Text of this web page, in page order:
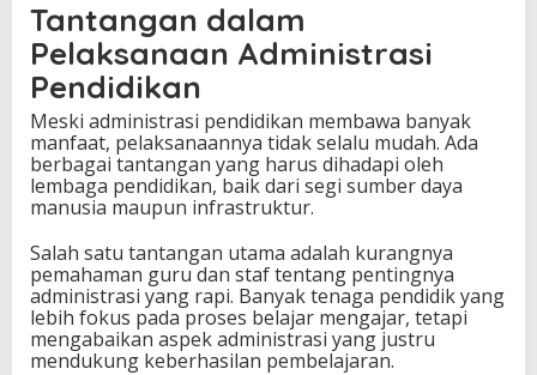
Tantangan dalam
Pelaksanaan Administrasi
Pendidikan
Meski administrasi pendidikan membawa banyak
manfaat, pelaksanaannya tidak selalu mudah. Ada
berbagai tantangan yang harus dihadapi oleh
lembaga pendidikan, baik dari segi sumber daya
manusia maupun infrastruktur.
Salah satu tantangan utama adalah kurangnya
pemahaman guru dan staf tentang pentingnya
administrasi yang rapi. Banyak tenaga pendidik yang
lebih fokus pada proses belajar mengajar, tetapi
mengabaikan aspek administrasi yang justru
mendukung keberhasilan pembelajaran.